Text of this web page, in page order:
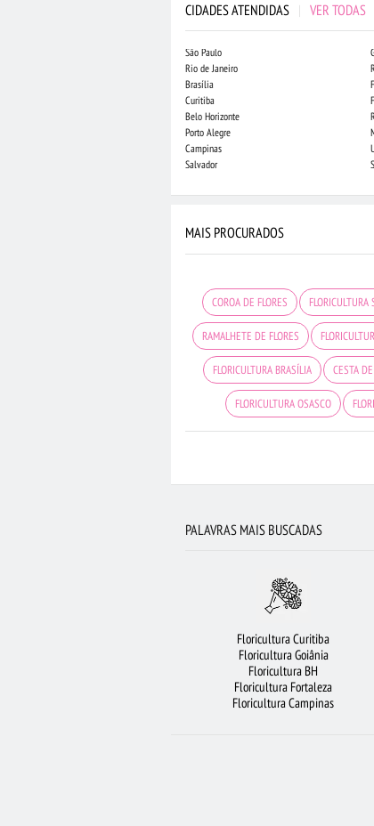
CIDADES ATENDIDAS | VER TODAS
São Paulo
Rio de Janeiro
Brasília
Curitiba
Belo Horizonte
Porto Alegre
Campinas
Salvador
MAIS PROCURADOS
COROA DE FLORES
RAMALHETE DE FLORES
FLORICULTURA BRASÍLIA CESTA
FLORICULTURA OSASCO
FLORICULTURA SANTO ANDRÉ
FLORICULTURA SP
FLORES FLORICULTURA BELÉM
PALAVRAS MAIS BUSCADAS
Floricultura Curitiba
Floricultura Goiânia
Floricultura BH
Floricultura Fortaleza
Floricultura Campinas